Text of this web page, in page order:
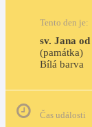
Tento den je:
sv. Jana
(památka)
Čas události